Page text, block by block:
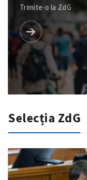
Trimite-o la ZdG
Selecția ZdG